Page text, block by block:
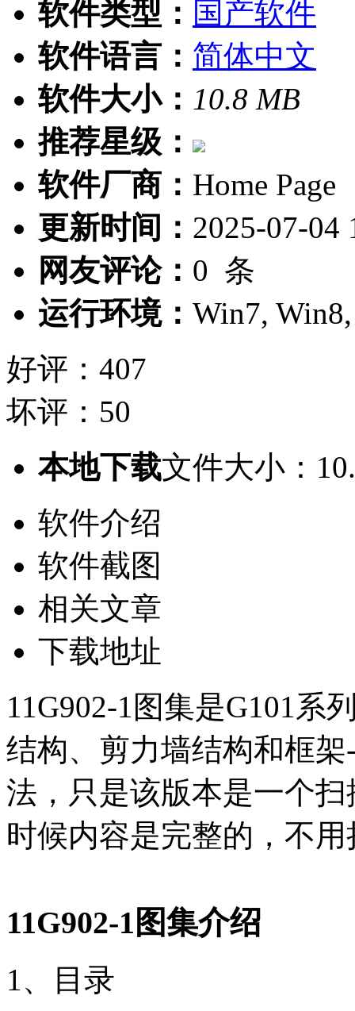
软件类型： 国产软件
软件语言： 简体中文
软件大小： 10.8 MB
推荐星级：
软件厂商： Home Page
更新时间： 2025-07-04
网友评论： 0 条
运行环境： Win7,
好评：407
坏评：50
本地下载文件大小：
软件介绍
软件截图
相关文章
下载地址
11G902-1图集是G101系
结构、剪力墙结构和框
法，只是该版本是一个
时候内容是完整的，不用
11G902-1图集介绍
1、目录